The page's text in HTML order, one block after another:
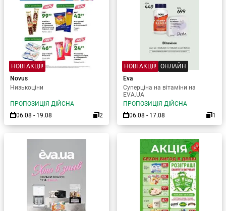
НОВІ АКЦІЇ!
Novus
Низькоціни
ПРОПОЗИЦІЯ ДІЙСНА
06.08 - 19.08
2
НОВІ АКЦІЇ! ОНЛАЙН
Eva
Суперціна на вітаміни на
EVA.UA
ПРОПОЗИЦІЯ ДІЙСНА
06.08 - 17.08
1